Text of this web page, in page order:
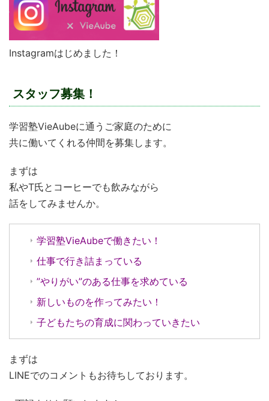
Instagramはじめました！
スタッフ募集！
学習塾VieAubeに通うご家庭のために
共に働いてくれる仲間を募集します。
まずは
私やT氏とコーヒーでも飲みながら
話をしてみませんか。
学習塾VieAubeで働きたい！
仕事で行き詰まっている
”やりがい”のある仕事を求めている
新しいものを作ってみたい！
子どもたちの育成に関わっていきたい
まずは
LINEでのコメントもお待ちしております。